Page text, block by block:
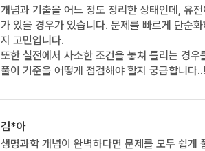
개념과 기출을 어느 정도 정리한 상태인데, 유
가 있을 경우가 있습니다. 문제를 빠르게 단순
지 고민입니다.
또한 실전에서 사소한 조건을 놓쳐 틀리는 경
풀이 기준을 어떻게 점검해야 할지 궁금합니다..!
김*아
생명과학 개념이 완벽하다면 문제를 모두 쉽게